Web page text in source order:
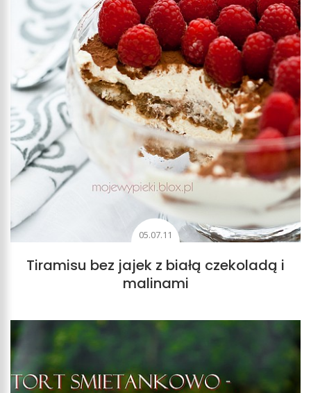
05.07.11
Tiramisu bez jajek z białą czekoladą i
malinami